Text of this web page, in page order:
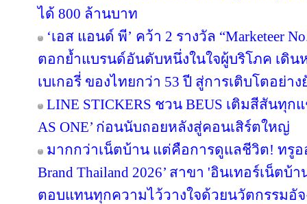
ได้ 800 ล้านบาท
‘เอส แอนด์ พี’ คว้า 2 รางวัล “Marketeer
ตอกย้ำแบรนด์อันดับหนึ่งในใจผู้บริโภค เดิ
เบเกอรี่ ของไทยกว่า 53 ปี สู่การเติบโตอย่าง
LINE STICKERS ชวน BEUS เติมสีสันทุก
AS ONE’ ก่อนนับถอยหลังสู่คอนเสิร์ตใหญ่
มากกว่าเน็ตบ้าน แต่คือการดูแลชีวิต! ทรูอ
Brand Thailand 2026’ สาขา 'อินเทอร์เน็ตบ้
ตอบแทนทุกความไว้วางใจด้วยนวัตกรรมอั